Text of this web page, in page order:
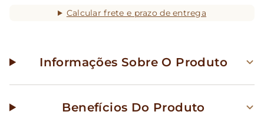
Calcular frete e prazo de entrega
Informações Sobre O Produto
Benefícios Do Produto